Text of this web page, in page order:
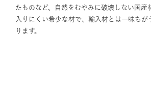
たものなど、自然をむやみに破壊しない国産
入りにくい希少な材で、輸入材とは一味ちが
ります。